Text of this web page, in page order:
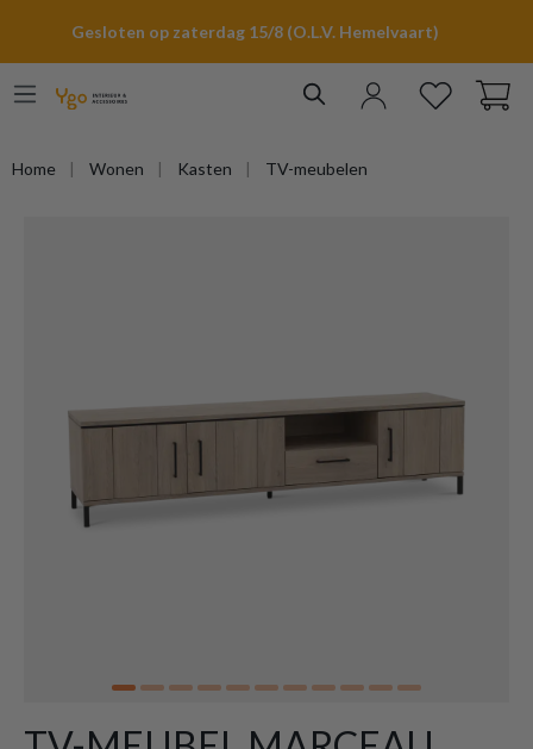
Gesloten op zaterdag 15/8 (O.L.V. Hemelvaart)
Home Wonen Kasten TV-meubelen